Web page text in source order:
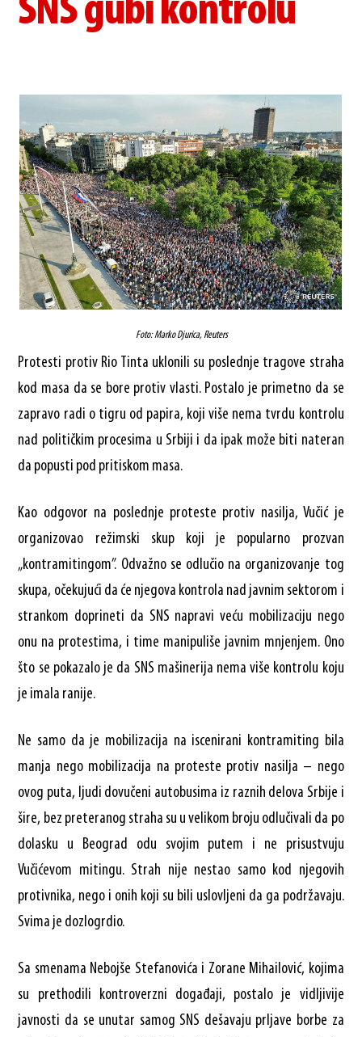
SNS gubi kontrolu
Foto: Marko Djurica, Reuters
Protesti protiv Rio Tinta uklonili su poslednje tragove straha
kod masa da se bore protiv vlasti. Postalo je primetno da se
zapravo radi o tigru od papira, koji više nema tvrdu kontrolu
nad političkim procesima u Srbiji i da ipak može biti nateran
da popusti pod pritiskom masa.
Kao odgovor na poslednje proteste protiv nasilja, Vučić je
organizovao režimski skup koji je popularno prozvan
„kontramitingom”. Odvažno se odlučio na organizovanje tog
skupa, očekujući da će njegova kontrola nad javnim sektorom i
strankom doprineti da SNS napravi veću mobilizaciju nego
onu na protestima, i time manipuliše javnim mnjenjem. Ono
što se pokazalo je da SNS mašinerija nema više kontrolu koju
je imala ranije.
Ne samo da je mobilizacija na iscenirani kontramiting bila
manja nego mobilizacija na proteste protiv nasilja – nego
ovog puta, ljudi dovučeni autobusima iz raznih delova Srbije i
šire, bez preteranog straha su u velikom broju odlučivali da po
dolasku u Beograd odu svojim putem i ne prisustvuju
Vučićevom mitingu. Strah nije nestao samo kod njegovih
protivnika, nego i onih koji su bili uslovljeni da ga podržavaju.
Svima je dozlogrdio.
Sa smenama Nebojše Stefanovića i Zorane Mihailović, kojima
su prethodili kontroverzni događaji, postalo je vidljivije
javnosti da se unutar samog SNS dešavaju prljave borbe za